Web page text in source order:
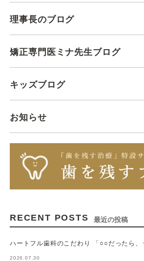
理事長のブログ
矯正専門医ミナ先生ブログ
キッズブログ
お知らせ
RECENT POSTS 最近の投稿
ハートフル歯科のこだわり 「○○だったら、
2026.07.30